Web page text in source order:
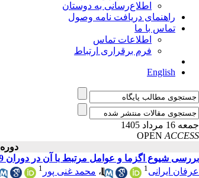
اطلاع‌رسانی به دوستان
راهنمای دریافت نامه وصول
تماس با ما
اطلاعات تماس
فرم برقراری ارتباط
English
جمعه 16 مرداد 1405
OPEN ACCESS
دوره 21، شماره 1 - ( بهمن ـ اسفند 1400 )
بررسی شیوع اگزما و عوامل مرتبط با آن در دوران Covid-19: یک مطالعه مروری نظام مند
عرفان ایرانی1 ، محمد غنی پور 1